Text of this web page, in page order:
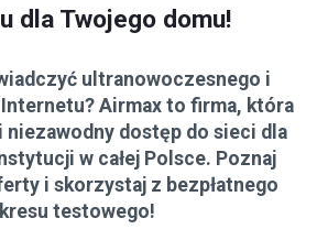
dla Twojego domu!
ultranowoczesnego i
Airmax to firma, która
niezawodny dostęp do sieci dla
w całej Polsce. Poznaj
i skorzystaj z bezpłatnego
testowego!